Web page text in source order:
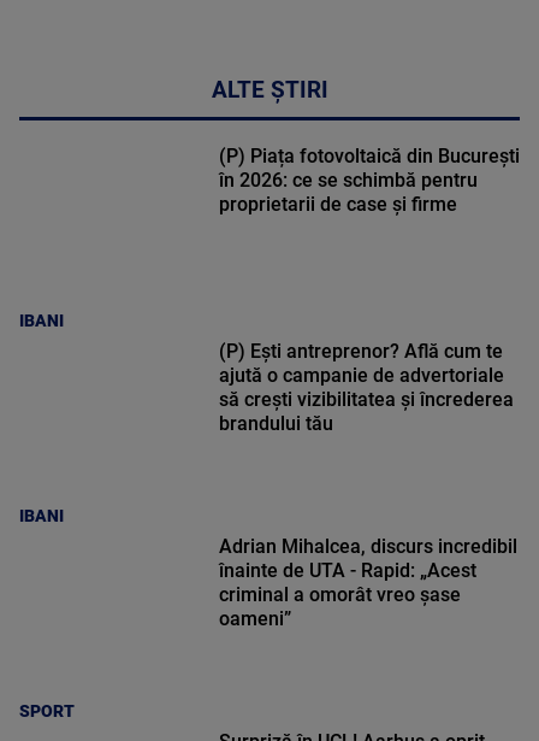
ALTE ȘTIRI
IBANI
(P) Piața fotovoltaică din București
în 2026: ce se schimbă pentru
proprietarii de case și firme
IBANI
(P) Ești antreprenor? Află cum te
ajută o campanie de advertoriale
să crești vizibilitatea și încrederea
brandului tău
SPORT
Adrian Mihalcea, discurs incredibil
înainte de UTA - Rapid: „Acest
criminal a omorât vreo șase
oameni”